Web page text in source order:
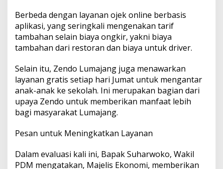
Berbeda dengan layanan ojek online berbasis
aplikasi, yang seringkali mengenakan tarif
tambahan selain biaya ongkir, yakni biaya
tambahan dari restoran dan biaya untuk driver.
Selain itu, Zendo Lumajang juga menawarkan
layanan gratis setiap hari Jumat untuk mengantar
anak-anak ke sekolah. Ini merupakan bagian dari
upaya Zendo untuk memberikan manfaat lebih
bagi masyarakat Lumajang.
Pesan untuk Meningkatkan Layanan
Dalam evaluasi kali ini, Bapak Suharwoko, Wakil
PDM mengatakan, Majelis Ekonomi, memberikan